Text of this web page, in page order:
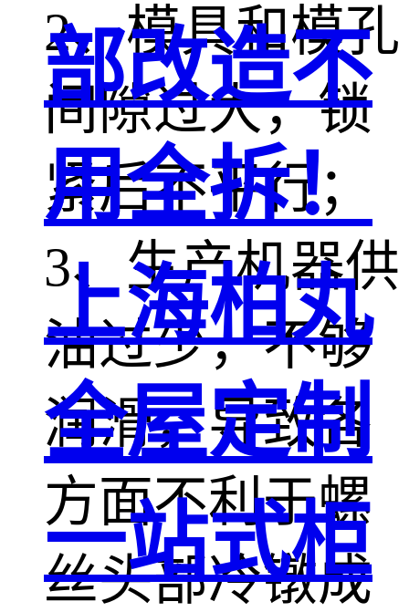
2、模具和模孔
间隙过大，锁
紧后不平行；
3、生产机器供
油过少，不够
润滑，导致各
方面不利于螺
丝头部冷镦成
部改造不
用全拆！
上海柏丸
全屋定制
一站式柜